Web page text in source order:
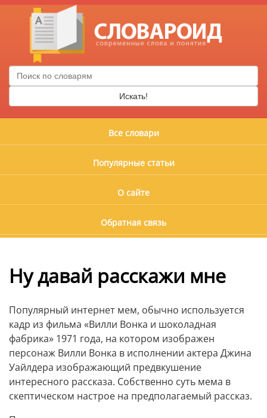
Искать!
Все словари
Популярные статьи
О сайте
Обратная связь
Ну давай расскажи мне
Популярный интернет мем, обычно используется
кадр из фильма «Вилли Вонка и шоколадная
фабрика» 1971 года, на котором изображен
персонаж Вилли Вонка в исполнении актера Джина
Уайлдера изображающий предвкушение
интересного рассказа. Собственно суть мема в
скептическом настрое на предполагаемый рассказ.